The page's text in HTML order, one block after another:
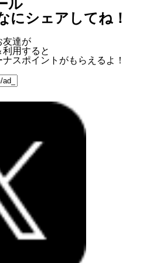
ル
にシェアしてね！
友達が
用すると
ナスポイント がもらえるよ！